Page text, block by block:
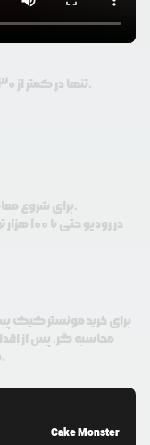
تنها در کمتر از 30 ثانیه ثبت‌نام و احراز هویت خود را تکمیل کنید.
برای شروع معامله، کیف پول خود را به میزان دلخواه شارژ کنید.
در
برای خرید مونستر کیک
محاسبه گر، پس از
کیف پول اختصاصی شما قابل مشاهده میباشد.
Cake Monster